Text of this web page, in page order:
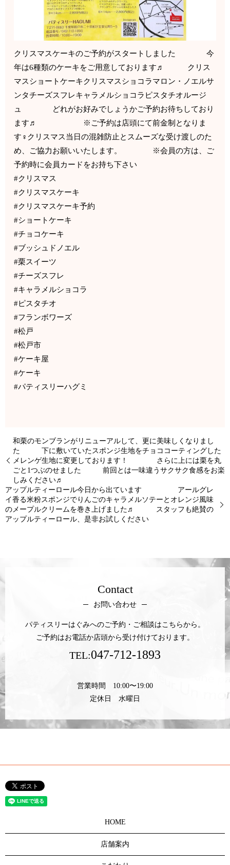
クリスマスケーキのご予約がスタートしました 今
年は6種類のケーキをご用意しております♬ クリス
マスショートケーキクリスマスショコラマロン・ノエルサ
ンタチーズスフレキャラメルショコラピスタチオルージ
ュ どれがお好みでしょうかご予約お待ちしており
ます♬ ※ご予約は店頭にて前金制となりま
す‍♀️クリスマス当日の混雑防止とスムーズな受け渡しのた
め、ご協力お願いいたします。 ※会員の方は、ご
予約時に会員カードをお持ち下さい
#クリスマス
#クリスマスケーキ
#クリスマスケーキ予約
#ショートケーキ
#チョコケーキ
#ブッシュドノエル
#栗スイーツ
#チーズスフレ
#キャラメルショコラ
#ピスタチオ
#フランボワーズ
#松戸
#松戸市
#ケーキ屋
#ケーキ
#パティスリーハグミ
和栗のモンブランがリニューアルして、更に美味しくなりまし
た 下に敷いていたスポンジ生地をチョココーティングした
メレンゲ生地に変更しております！ さらに上には栗を丸
ごと1つぶのせました 前回とは一味違うサクサク食感をお楽
しみください♬
アップルティーロール今日から出ています アールグレ
イ香る米粉スポンジでりんごのキャラメルソテーとオレンジ風味
のメープルクリームを巻き上げました♬ スタッフも絶賛の
アップルティーロール、是非お試しください
Contact
お問い合わせ
パティスリーはぐみへのご予約・ご相談はこちらから。
ご予約はお電話か店頭から受け付けております。
TEL:047-712-1893
営業時間 10:00〜19:00
定休日 水曜日
HOME
店舗案内